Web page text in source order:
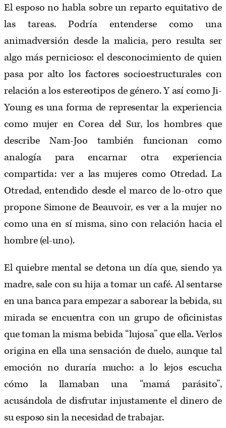
El esposo no habla sobre un reparto equitativo de
las tareas. Podría entenderse como una
animadversión desde la malicia, pero resulta ser
algo más pernicioso: el desconocimiento de quien
pasa por alto los factores socioestructurales con
relación a los estereotipos de género. Y así como Ji-
Young es una forma de representar la experiencia
como mujer en Corea del Sur, los hombres que
describe Nam-Joo también funcionan como
analogía para encarnar otra experiencia
compartida: ver a las mujeres como Otredad. La
Otredad, entendido desde el marco de lo-otro que
propone Simone de Beauvoir, es ver a la mujer no
como una en sí misma, sino con relación hacia el
hombre (el-uno).
El quiebre mental se detona un día que, siendo ya
madre, sale con su hija a tomar un café. Al sentarse
en una banca para empezar a saborear la bebida, su
mirada se encuentra con un grupo de oficinistas
que toman la misma bebida “lujosa” que ella. Verlos
origina en ella una sensación de duelo, aunque tal
emoción no duraría mucho: a lo lejos escucha
cómo la llamaban una “mamá parásito”,
acusándola de disfrutar injustamente el dinero de
su esposo sin la necesidad de trabajar.